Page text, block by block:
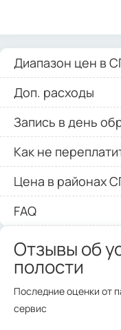
Диапазон цен в
Доп. расходы
Запись в день
Как не
Цена в районах
FAQ
Отзывы об
полости
Последние оценки от
сервис